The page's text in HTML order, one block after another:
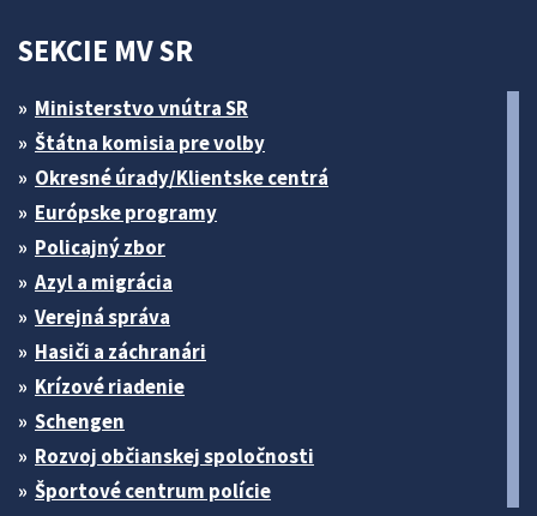
SEKCIE MV SR
Ministerstvo vnútra SR
Štátna komisia pre volby
Okresné úrady/Klientske centrá
Európske programy
Policajný zbor
Azyl a migrácia
Verejná správa
Hasiči a záchranári
Krízové riadenie
Schengen
Rozvoj občianskej spoločnosti
Športové centrum polície